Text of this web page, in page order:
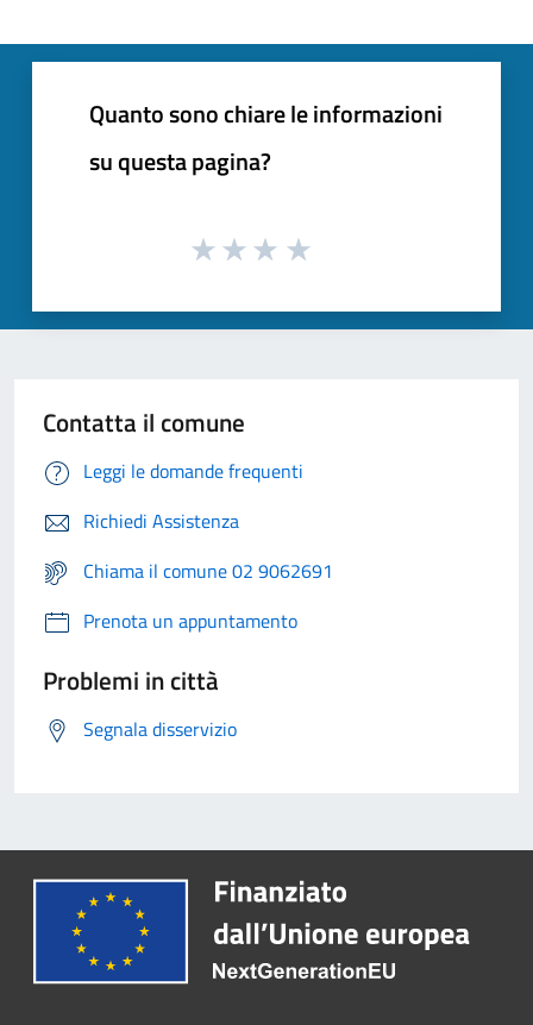
Quanto sono chiare le informazioni
su questa pagina?
Contatta il comune
Leggi le domande frequenti
Richiedi Assistenza
Chiama il comune 02 9062691
Prenota un appuntamento
Problemi in città
Segnala disservizio